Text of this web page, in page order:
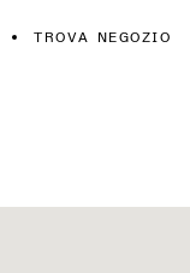
TROVA NEGOZIO